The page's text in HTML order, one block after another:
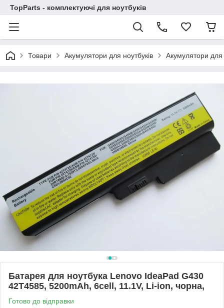
TopParts - комплектуючі для ноутбуків
Товари Акумулятори для ноутбуків Акумулятори для
Батарея для ноутбука Lenovo IdeaPad G430
42T4585, 5200mAh, 6cell, 11.1V, Li-ion, чорна,
Готово до відправки